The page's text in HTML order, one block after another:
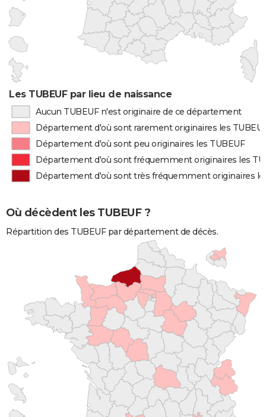
Les TUBEUF par lieu de naissance
Aucun TUBEUF n'est originaire de ce département
Département d'où sont rarement originaires les
Département d'où sont peu originaires les TUBEUF
Département d'où sont fréquemment originaires les
Département d'où sont très fréquemment originaires
Où décèdent les TUBEUF ?
Répartition des TUBEUF par département de décès.